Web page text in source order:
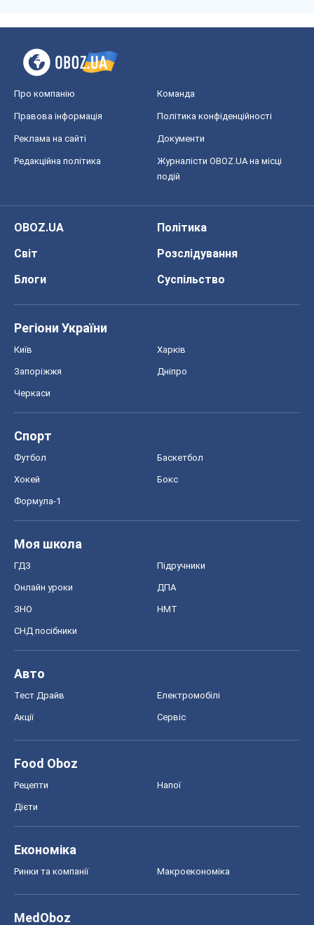
Про компанію Команда
Правова інформація Політика конфіденційності
Реклама на сайті Документи
Редакційна політика
Журналісти OBOZ.UA на місці
подій
OBOZ.UA
Політика
Світ
Розслідування
Блоги
Суспільство
Регіони України
Київ Харків
Запоріжжя Дніпро
Черкаси
Спорт
Футбол Баскетбол
Хокей Бокс
Формула-1
Моя школа
ГДЗ Підручники
Онлайн уроки ДПА
ЗНО НМТ
СНД посібники
Авто
Тест Драйв Електромобілі
Акції Сервіс
Food Oboz
Рецепти Напої
Дієти
Економіка
Ринки та компанії Макроекономіка
MedOboz